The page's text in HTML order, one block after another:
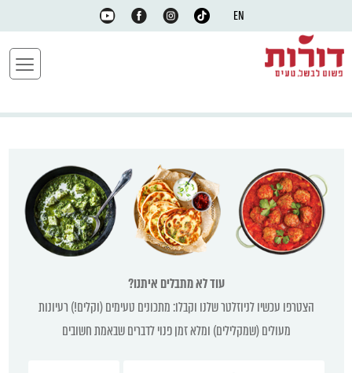
EN
עוד לא מתבלים איתנו?
הצטרפו עכשיו לניוזלטר שלנו וקבלו: מתכונים טעימים (וקלים!) רעיונות
מעולים (שמקלילים) ומלא זמן פנוי לדברים שבאמת חשובים